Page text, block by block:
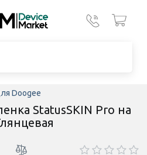
Doogee
StatusSKIN Pro на